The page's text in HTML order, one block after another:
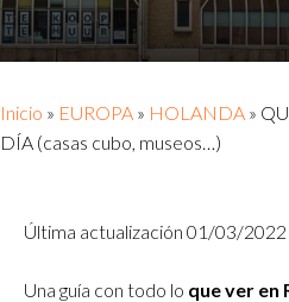
Inicio » EUROPA » HOLANDA »
DÍA (casas cubo, museos…)
Última actualización 01/03/
Una guía con todo lo que ver en